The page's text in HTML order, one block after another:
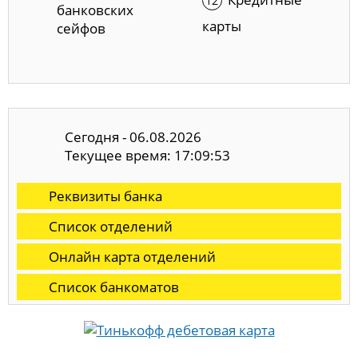
банковских
сейфов
карты
Сегодня - 06.08.2026
Текущее время: 17:09:54
Реквизиты банка
Список отделений
Онлайн карта отделений
Список банкоматов